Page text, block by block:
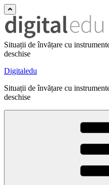
Situații de învățare cu
deschise
Digitaledu
Situații de învățare cu
deschise